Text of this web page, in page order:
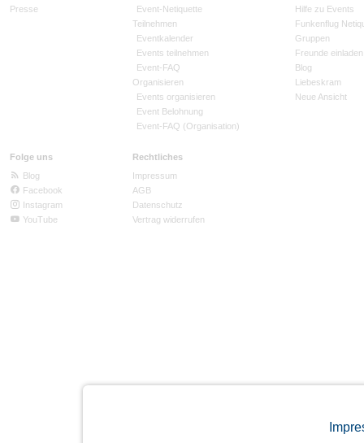
Presse
Event-Netiquette
Teilnehmen
Eventkalender
Events teilnehmen
Event-FAQ
Organisieren
Events organisieren
Event Belohnung
Event-FAQ (Organisation)
Hilfe zu Events
Funkenflug
Gruppen
Freunde einladen
Blog
Liebeskram
Neue Ansicht
Folge uns
Blog
Facebook
Instagram
YouTube
Rechtliches
Impressum
AGB
Datenschutz
Vertrag widerrufen